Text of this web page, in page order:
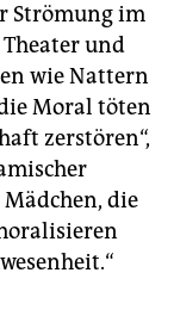
Strömung im
Theater und
wie Nattern
Moral töten
zerstören“,
die